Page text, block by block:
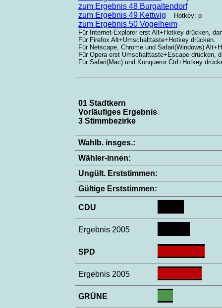
zum Ergebnis 48 Burgaltendorf
zum Ergebnis 49 Kettwig
Hotkey: p
zum Ergebnis 50 Vogelheim
Für Internet-Explorer erst Alt+Hotkey drücken,
Für Firefox Alt+Umschalttaste+Hotkey drücken.
Für Netscape, Chrome und Safari(Windows)
Für Opera erst Umschalttaste+Escape drücken,
Für Safari(Mac) und Konqueror Ctrl+Hotkey
01 Stadtkern
Vorläufiges Ergebnis
3 Stimmbezirke
Wahlb. insges.:
Wähler-innen:
Ungült. Erststimmen:
Gültige Erststimmen:
CDU
Ergebnis 2005
SPD
Ergebnis 2005
GRÜNE